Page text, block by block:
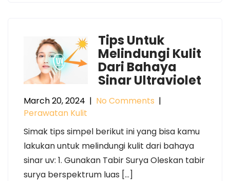
Tips Untuk
Melindungi Kulit
Dari Bahaya
Sinar Ultraviolet
March 20, 2024 | No Comments |
Perawatan Kulit
Simak tips simpel berikut ini yang bisa kamu
lakukan untuk melindungi kulit dari bahaya
sinar uv: 1. Gunakan Tabir Surya Oleskan tabir
surya berspektrum luas […]